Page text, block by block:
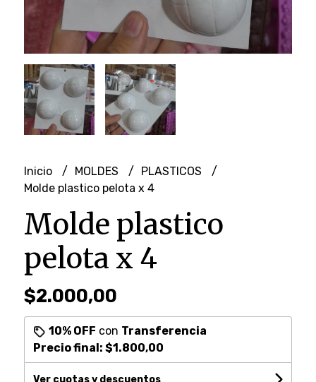
Inicio MOLDES
PLASTICOS
Molde plastico pelota x 4
Molde plastico
pelota x 4
$2.000,00
10% OFF con Transferencia
Precio final: $1.800,00
Ver cuotas y descuentos